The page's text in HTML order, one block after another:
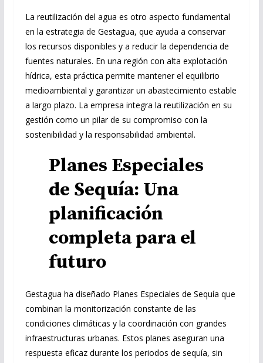
La reutilización del agua es otro aspecto fundamental
en la estrategia de Gestagua, que ayuda a conservar
los recursos disponibles y a reducir la dependencia de
fuentes naturales. En una región con alta explotación
hídrica, esta práctica permite mantener el equilibrio
medioambiental y garantizar un abastecimiento estable
a largo plazo. La empresa integra la reutilización en su
gestión como un pilar de su compromiso con la
sostenibilidad y la responsabilidad ambiental.
Planes Especiales
de Sequía: Una
planificación
completa para el
futuro
Gestagua ha diseñado Planes Especiales de Sequía que
combinan la monitorización constante de las
condiciones climáticas y la coordinación con grandes
infraestructuras urbanas. Estos planes aseguran una
respuesta eficaz durante los periodos de sequía, sin